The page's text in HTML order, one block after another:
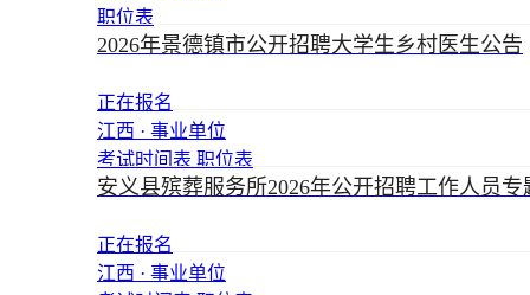
职位表
2026年景德镇市公开招聘大学生乡村医生公告
正在报名
江西 · 事业单位
考试时间表 职位表
安义县殡葬服务所2026年公开招聘工作人员专
正在报名
江西 · 事业单位